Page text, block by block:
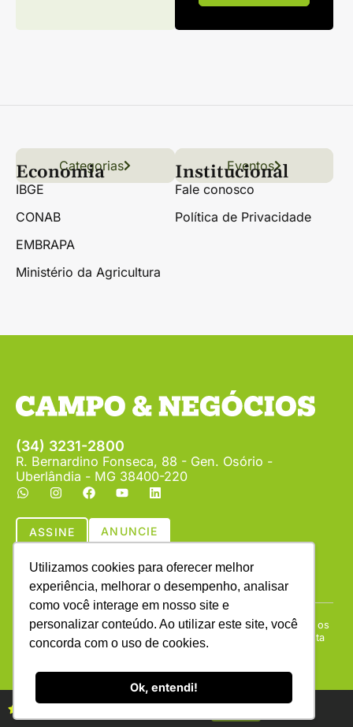
Utilizamos cookies para oferecer melhor
experiência, melhorar o desempenho, analisar
como você interage em nosso site e
personalizar conteúdo. Ao utilizar este site, você
concorda com o uso de cookies.
Ok, entendi!
Links úteis
Conteúdo Grãos
Florestas Hortifrúti
Categorias Eventos
Economia
IBGE
CONAB
EMBRAPA
Ministério da Agricultura
Institucional
Fale conosco
Política de Privacidade
(34) 3231-2800
R. Bernardino Fonseca, 88 - Gen. Osório -
Uberlândia - MG 38400-220
ASSINE ANUNCIE
Copyright © (1990 - 2026) Revista Campo & Negócios. Todos os
direitos reservados. É proibida a reprodução do conteúdo desta
página em qualquer meio de comunicação, eletrônico ou